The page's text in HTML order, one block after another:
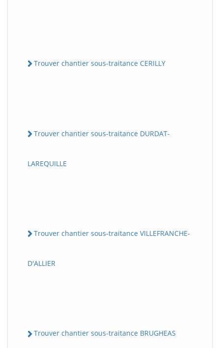
Trouver chantier sous-traitance CERILLY
Trouver chantier sous-traitance DURDAT-
LAREQUILLE
Trouver chantier sous-traitance VILLEFRANCHE-
D'ALLIER
Trouver chantier sous-traitance BRUGHEAS